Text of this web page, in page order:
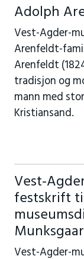
Adolph
Vest-Agder-
Arenfeldt-
Arenfeldt
tradisjon og
mann med
Kristiansand.
Vest-
festskrift
Vest-Agder-